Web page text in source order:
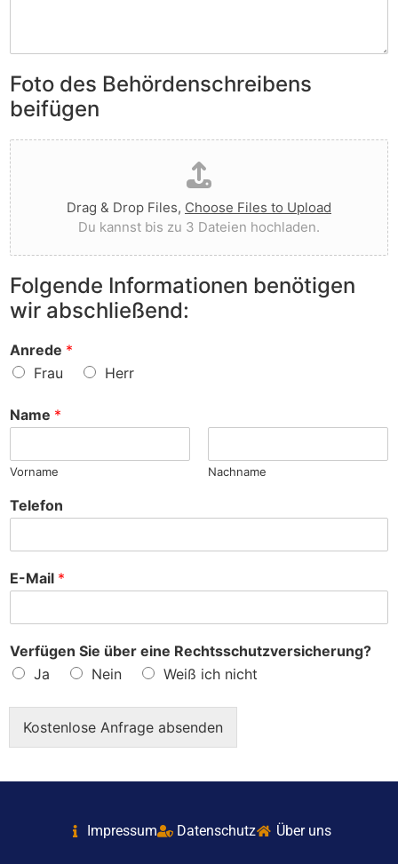
v
o
r
g
e
w
o
r
f
e
n
?
l
i
e
t
I
h
n
e
n
v
o
r
?
e
A
n
e
r
k
u
n
g
e
n
z
u
S
a
c
e
Foto des Behördenschreibens
beifügen
D
a
t
e
i
h
o
h
l
d
e
n
Drag & Drop Files, Choose Files to Upload
Du kannst bis zu 3 Dateien hochladen.
Folgende Informationen benötigen
wir abschließend:
Anrede *
Frau
Herr
Name *
Vorname Nachname
Telefon
E-Mail *
Verfügen Sie über eine Rechtsschutzversicherung?
Ja
Nein Weiß ich nicht
Kostenlose Anfrage absenden
Impressum Datenschutz Über uns